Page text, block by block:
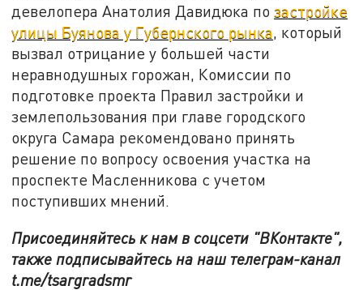
девелопера Анатолия Давидюка позастройке
улицы Буянова у Губернского рынка, который
вызвал отрицание у большей части
неравнодушных горожан, Комиссии по
подготовке проекта Правил застройки и
землепользования при главе городского
округа Самара рекомендовано принять
решение по вопросу освоения участка на
проспекте Масленникова с учетом
поступивших мнений.
Присоединяйтесь к нам в соцсети "ВКонтакте",
также подписывайтесь на наш телеграм-канал
t.me/tsargradsmr